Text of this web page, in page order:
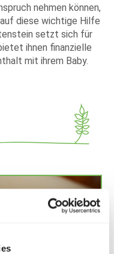
nehmen können,
diese wichtige Hilfe
setzt sich für
ihnen finanzielle
mit ihrem Baby.